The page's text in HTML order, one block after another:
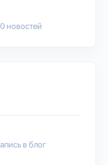
новостей
в блог